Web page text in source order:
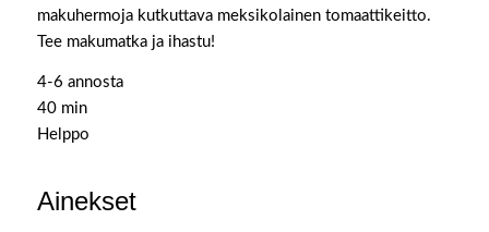
makuhermoja kutkuttava meksikolainen tomaattikeitto.
Tee makumatka ja ihastu!
4-6 annosta
40 min
Helppo
Ainekset